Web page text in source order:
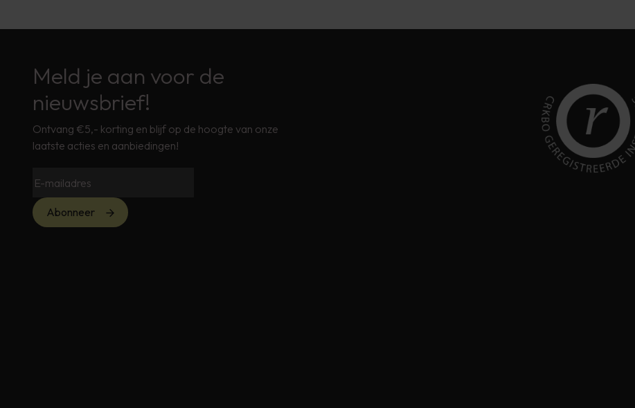
Meld je aan voor de
nieuwsbrief!
Ontvang €5,- korting en blijf op de hoogte van onze
laatste acties en aanbiedingen!
Abonneer